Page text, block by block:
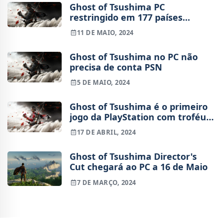
Ghost of Tsushima PC
restringido em 177 países
devido à PSN
11 DE MAIO, 2024
Ghost of Tsushima no PC não
precisa de conta PSN
5 DE MAIO, 2024
Ghost of Tsushima é o primeiro
jogo da PlayStation com troféus
na versão PC
17 DE ABRIL, 2024
Ghost of Tsushima Director's
Cut chegará ao PC a 16 de Maio
7 DE MARÇO, 2024